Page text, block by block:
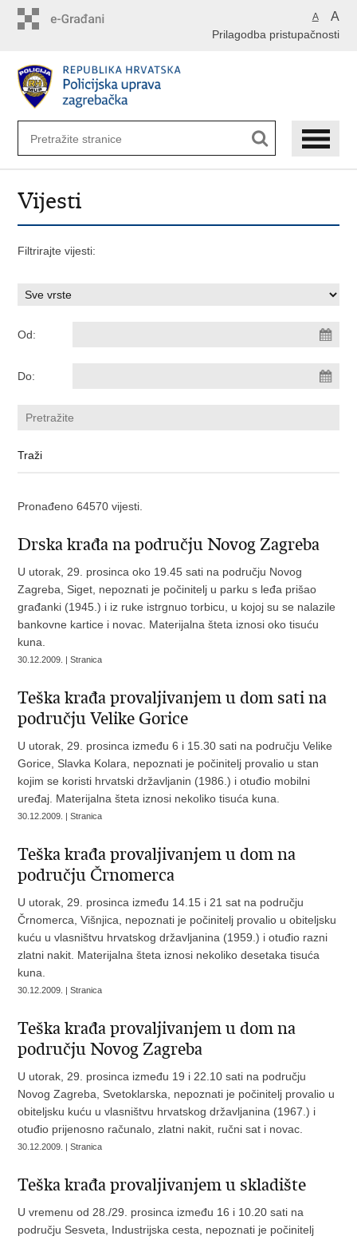
A A
Prilagodba pristupačnosti
Vijesti
Filtrirajte vijesti:
Od:
Do:
Pronađeno 64570 vijesti.
Drska krađa na području Novog Zagreba
U utorak, 29. prosinca oko 19.45 sati na području Novog
Zagreba, Siget, nepoznati je počinitelj u parku s leđa prišao
građanki (1945.) i iz ruke istrgnuo torbicu, u kojoj su se nalazile
bankovne kartice i novac. Materijalna šteta iznosi oko tisuću
kuna.
30.12.2009. | Stranica
Teška krađa provaljivanjem u dom sati na
području Velike Gorice
U utorak, 29. prosinca između 6 i 15.30 sati na području Velike
Gorice, Slavka Kolara, nepoznati je počinitelj provalio u stan
kojim se koristi hrvatski državljanin (1986.) i otuđio mobilni
uređaj. Materijalna šteta iznosi nekoliko tisuća kuna.
30.12.2009. | Stranica
Teška krađa provaljivanjem u dom na
području Črnomerca
U utorak, 29. prosinca između 14.15 i 21 sat na području
Črnomerca, Višnjica, nepoznati je počinitelj provalio u obiteljsku
kuću u vlasništvu hrvatskog državljanina (1959.) i otuđio razni
zlatni nakit. Materijalna šteta iznosi nekoliko desetaka tisuća
kuna.
30.12.2009. | Stranica
Teška krađa provaljivanjem u dom na
području Novog Zagreba
U utorak, 29. prosinca između 19 i 22.10 sati na području
Novog Zagreba, Svetoklarska, nepoznati je počinitelj provalio u
obiteljsku kuću u vlasništvu hrvatskog državljanina (1967.) i
otuđio prijenosno računalo, zlatni nakit, ručni sat i novac.
30.12.2009. | Stranica
Teška krađa provaljivanjem u skladište
U vremenu od 28./29. prosinca između 16 i 10.20 sati na
području Sesveta, Industrijska cesta, nepoznati je počinitelj